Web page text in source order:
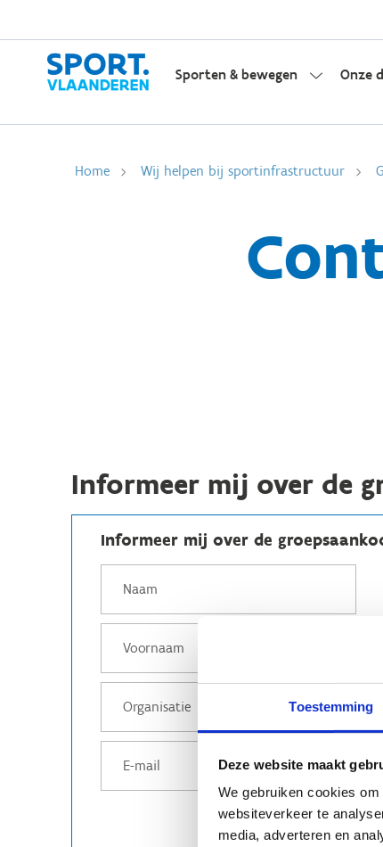
Toestemming
Deze website maakt
We gebruiken cookies
websiteverkeer te
media, adverteren en
Sporten & bewegen Onze
Home Wij helpen bij sportinfrastructuur
Informeer mij over de
Informeer mij over de